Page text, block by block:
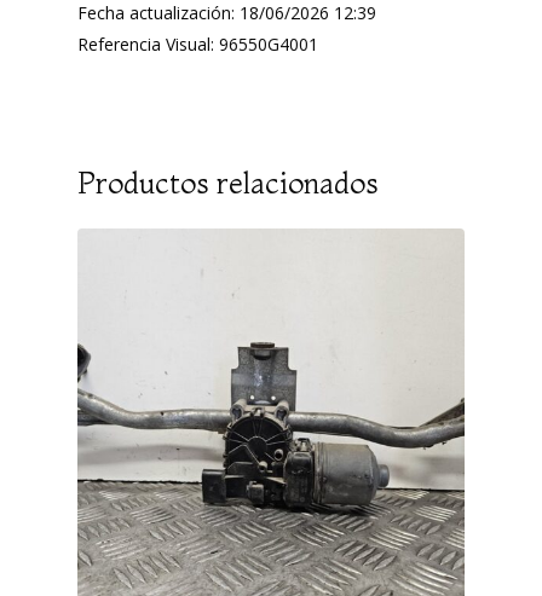
Fecha actualización: 18/06/2026 12:39
Referencia Visual: 96550G4001
Productos relacionados